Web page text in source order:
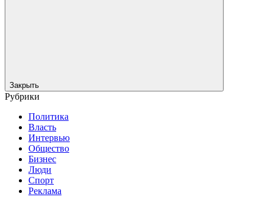
Закрыть
Рубрики
Политика
Власть
Интервью
Общество
Бизнес
Люди
Спорт
Реклама